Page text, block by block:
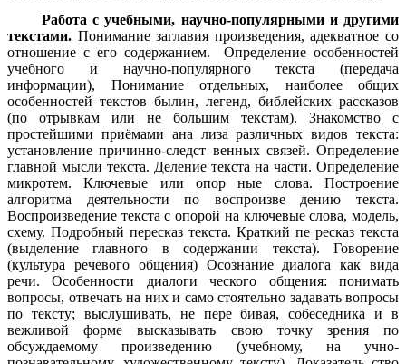
Работа с учебными, научно-популярными и другими
текстами. Понимание заглавия произведения, адекватное со
отношение с его содержанием. Определение особенностей
учебного и научно-популярного текста (передача
информации), Понимание отдельных, наиболее общих
особенностей текстов былин, легенд, библейских рассказов
(по отрывкам или не большим текстам). Знакомство с
простейшими приёмами ана лиза различных видов текста:
установление причинно-следст венных связей. Определение
главной мысли текста. Деление текста на части. Определение
микротем. Ключевые или опор ные слова. Построение
алгоритма деятельности по воспроизве дению текста.
Воспроизведение текста с опорой на ключевые слова, модель,
схему. Подробный пересказ текста. Краткий пе ресказ текста
(выделение главного в содержании текста). Говорение
(культура речевого общения) Осознание диалога как вида
речи. Особенности диалоги ческого общения: понимать
вопросы, отвечать на них и само стоятельно задавать вопросы
по тексту; выслушивать, не пере бивая, собеседника и в
вежливой форме высказывать свою точку зрения по
обсуждаемому произведению (учебному, на учно-